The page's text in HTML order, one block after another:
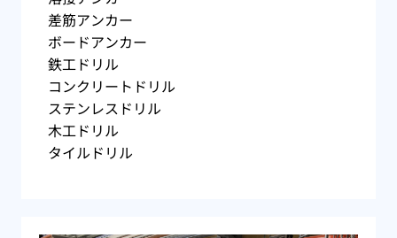
差筋アンカー
ボードアンカー
鉄工ドリル
コンクリートドリル
ステンレスドリル
木工ドリル
タイルドリル